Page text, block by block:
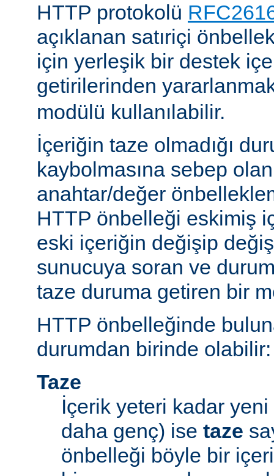
HTTP protokolü
açıklanan satıriçi
için yerleşik bir destek
getirilerinden
modülü kullanılabilir.
İçeriğin taze olmadığı
kaybolmasına sebep
anahtar/değer
HTTP önbelleği eskimiş
eski içeriğin değişip
sunucuya soran ve
taze duruma getiren bir
HTTP önbelleğinde
durumdan birinde olabilir:
Taze
İçerik yeteri kadar yeni
daha genç) ise taze
önbelleği böyle bir